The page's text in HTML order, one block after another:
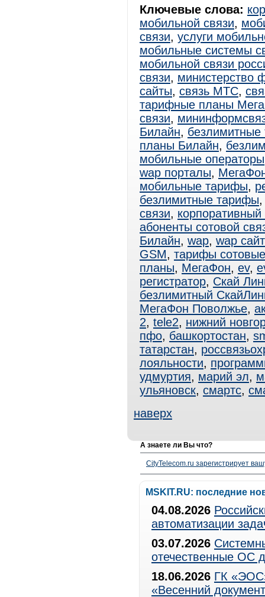
Ключевые слова:
мобильной связи,
связи, услуги
мобильные системы
мобильной связи
связи, министерство
сайты, связь МТС,
тарифные планы
связи,
Билайн,
планы Билайн,
мобильные операторы
wap порталы,
мобильные тарифы,
безлимитные тарифы
связи,
абоненты сотовой
Билайн, wap, wap
GSM, тарифы сотовые
планы, МегаФон, ev,
регистратор, Скай
безлимитный
МегаФон Поволжье,
2, tele2, нижний
пфо, башкортостан,
татарстан,
лояльности,
удмуртия, марий эл,
ульяновск, смартс,
наверх
А знаете ли Вы что?
CityTelecom.ru зарегистрирует
MSKIT.RU: последние
04.08.2026
автоматизации
03.07.2026
отечественные ОС
18.06.2026 ГК
«Весенний